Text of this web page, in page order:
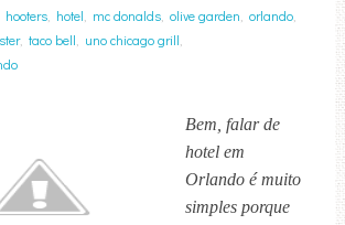
hooters, hotel mc donalds, olive garden orlando,
, taco bell uno chicago grill
Bem, falar de
hotel em
Orlando é muito
simples porque